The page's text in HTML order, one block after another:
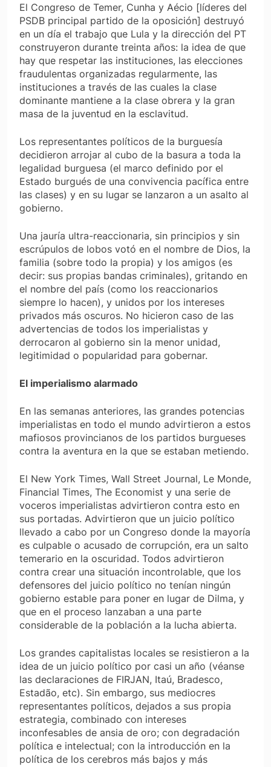
El Congreso de Temer, Cunha y Aécio [líderes del
PSDB principal partido de la oposición] destruyó
en un día el trabajo que Lula y la dirección del PT
construyeron durante treinta años: la idea de que
hay que respetar las instituciones, las elecciones
fraudulentas organizadas regularmente, las
instituciones a través de las cuales la clase
dominante mantiene a la clase obrera y la gran
masa de la juventud en la esclavitud.
Los representantes políticos de la burguesía
decidieron arrojar al cubo de la basura a toda la
legalidad burguesa (el marco definido por el
Estado burgués de una convivencia pacífica entre
las clases) y en su lugar se lanzaron a un asalto al
gobierno.
Una jauría ultra-reaccionaria, sin principios y sin
escrúpulos de lobos votó en el nombre de Dios, la
familia (sobre todo la propia) y los amigos (es
decir: sus propias bandas criminales), gritando en
el nombre del país (como los reaccionarios
siempre lo hacen), y unidos por los intereses
privados más oscuros. No hicieron caso de las
advertencias de todos los imperialistas y
derrocaron al gobierno sin la menor unidad,
legitimidad o popularidad para gobernar.
El imperialismo alarmado
En las semanas anteriores, las grandes potencias
imperialistas en todo el mundo advirtieron a estos
mafiosos provincianos de los partidos burgueses
contra la aventura en la que se estaban metiendo.
El New York Times, Wall Street Journal, Le Monde,
Financial Times, The Economist y una serie de
voceros imperialistas advirtieron contra esto en
sus portadas. Advirtieron que un juicio político
llevado a cabo por un Congreso donde la mayoría
es culpable o acusado de corrupción, era un salto
temerario en la oscuridad. Todos advirtieron
contra crear una situación incontrolable, que los
defensores del juicio político no tenían ningún
gobierno estable para poner en lugar de Dilma, y ​​
que en el proceso lanzaban a una parte
considerable de la población a la lucha abierta.
Los grandes capitalistas locales se resistieron a la
idea de un juicio político por casi un año (véanse
las declaraciones de FIRJAN, Itaú, Bradesco,
Estadão, etc). Sin embargo, sus mediocres
representantes políticos, dejados a sus propia
estrategia, combinado con intereses
inconfesables de ansia de oro; con degradación
política e intelectual; con la introducción en la
política de los cerebros más bajos y más